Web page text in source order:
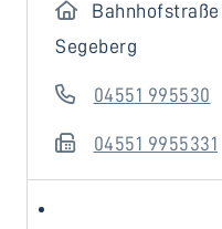
Bahnhofstraße
Segeberg
04551 995530
04551 9955331